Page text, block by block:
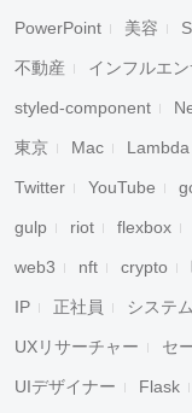
PowerPoint 美容
不動産 インフルエ
styled-component
東京 Mac Lambda
Twitter YouTube
gulp riot flexbox
web3 nft crypto
IP 正社員 システ
UXリサーチャー セ
UIデザイナー Flask